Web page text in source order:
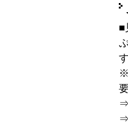
■
※
⇒
⇒